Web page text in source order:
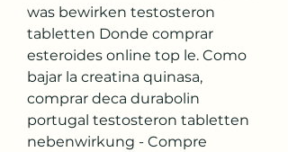
was bewirken testosteron
tabletten Donde comprar
esteroides online top le. Como
bajar la creatina quinasa,
comprar deca durabolin
portugal testosteron tabletten
nebenwirkung - Compre